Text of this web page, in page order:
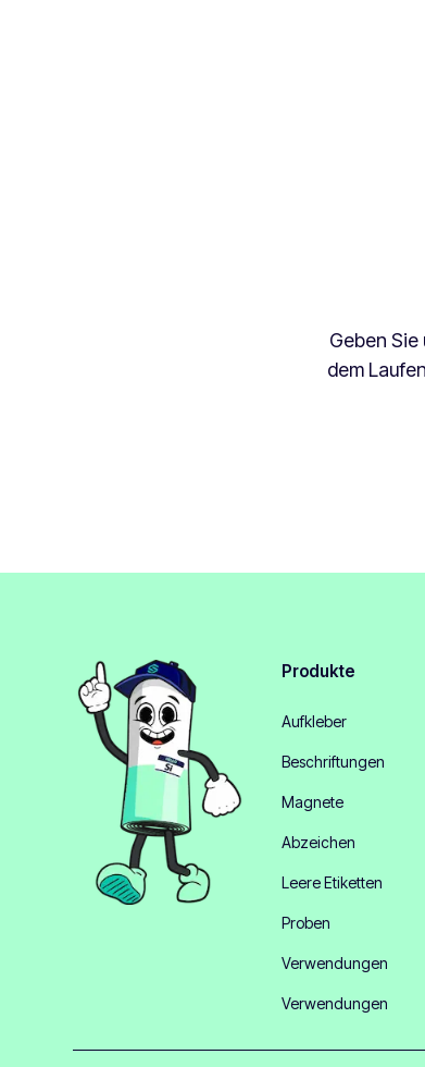
Geben
dem
Produkte
Aufkleber
Beschriftungen
Magnete
Abzeichen
Leere Etiketten
Proben
Verwendungen
Verwendungen